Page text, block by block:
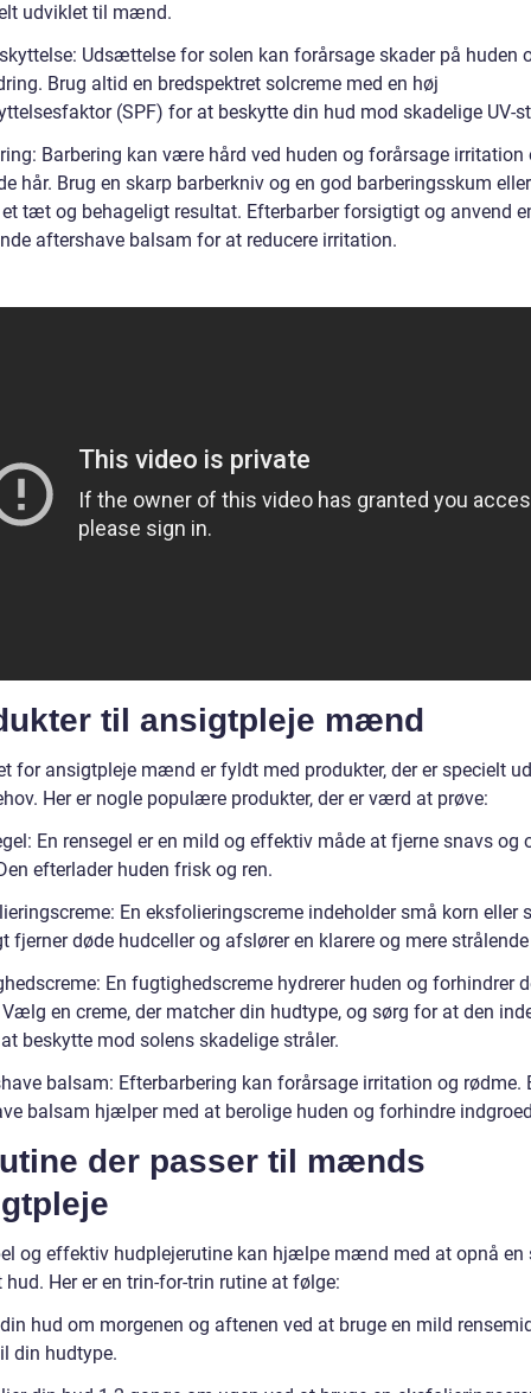
udviklet til mænd.
Udsættelse for solen kan forårsage skader på huden
Brug altid en bredspektret solcreme med en høj
(SPF) for at beskytte din hud mod skadelige UV-
Barbering kan være hård ved huden og forårsage irritation
hår. Brug en skarp barberkniv og en god barberingsskum
tæt og behageligt resultat. Efterbarber forsigtigt og anvend
aftershave balsam for at reducere irritation.
til ansigtpleje mænd
for ansigtpleje mænd er fyldt med produkter, der er specielt
Her er nogle populære produkter, der er værd at prøve:
En rensegel er en mild og effektiv måde at fjerne snavs og
efterlader huden frisk og ren.
En eksfolieringscreme indeholder små korn eller
fjerner døde hudceller og afslører en klarere og mere
En fugtighedscreme hydrerer huden og forhindrer
en creme, der matcher din hudtype, og sørg for at den
beskytte mod solens skadelige stråler.
balsam: Efterbarbering kan forårsage irritation og rødme.
balsam hjælper med at berolige huden og forhindre
der passer til mænds
og effektiv hudplejerutine kan hjælpe mænd med at opnå en
hud. Her er en trin-for-trin rutine at følge:
hud om morgenen og aftenen ved at bruge en mild
din hudtype.